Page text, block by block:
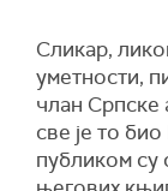
Сликар,
уметности,
члан Српске
све је то
публиком су